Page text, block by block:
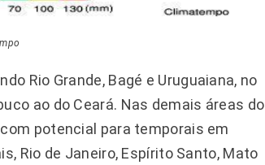
Rio Grande, Bagé e Uruguaiana, no
ao do Ceará. Nas demais áreas do
potencial para temporais em
Rio de Janeiro, Espírito Santo, Mato